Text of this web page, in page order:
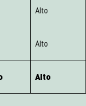
Alto
Alto
Alto